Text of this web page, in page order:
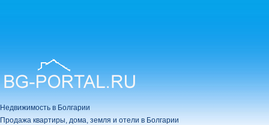
Недвижимость в Болгарии
Продажа квартиры, дома, земля и отели в Болгарии